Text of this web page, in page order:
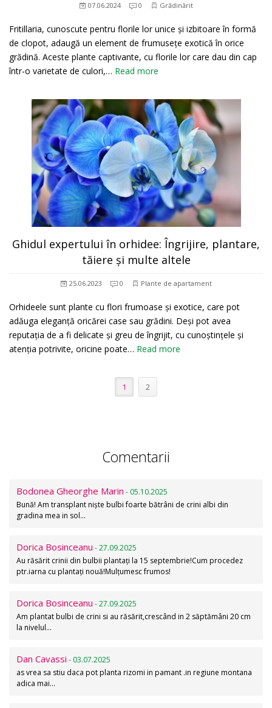
07.06.2024 0 Grădinărit
Fritillaria, cunoscute pentru florile lor unice și izbitoare în formă
de clopot, adaugă un element de frumusețe exotică în orice
grădină. Aceste plante captivante, cu florile lor care dau din cap
într-o varietate de culori,… Read more
Ghidul expertului în orhidee: Îngrijire, plantare,
tăiere și multe altele
25.06.2023 0 Plante de apartament
Orhideele sunt plante cu flori frumoase și exotice, care pot
adăuga eleganță oricărei case sau grădini. Deși pot avea
reputația de a fi delicate și greu de îngrijit, cu cunoștințele și
atenția potrivite, oricine poate… Read more
1 2
Comentarii
Bodonea Gheorghe Marin - 05.10.2025
Bună! Am transplant niște bulbi foarte bătrâni de crini albi din
gradina mea in sol…
Dorica Bosinceanu - 27.09.2025
Au răsărit crinii din bulbii plantați la 15 septembrie!Cum procedez
ptr.iarna cu plantați nouă!Mulțumesc frumos!
Dorica Bosinceanu - 27.09.2025
Am plantat bulbi de crini si au răsărit,crescând in 2 săptămâni 20 cm
la nivelul…
Dan Cavassi - 03.07.2025
as vrea sa stiu daca pot planta rizomi in pamant .in regiune montana
adica mai…